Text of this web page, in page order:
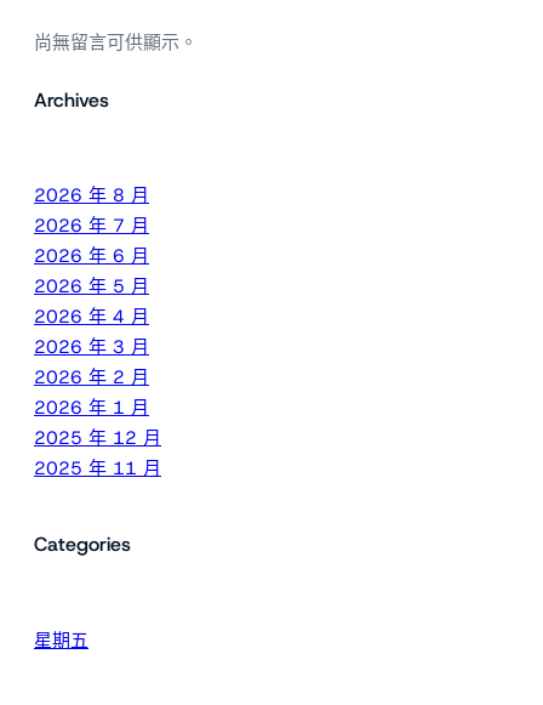
尚無留言可供顯示。
Archives
2026 年 8 月
2026 年 7 月
2026 年 6 月
2026 年 5 月
2026 年 4 月
2026 年 3 月
2026 年 2 月
2026 年 1 月
2025 年 12 月
2025 年 11 月
Categories
星期五